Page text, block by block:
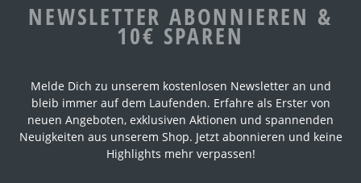
NEWSLETTER ABONNIEREN &
10€ SPAREN
Melde Dich zu unserem kostenlosen Newsletter an und
bleib immer auf dem Laufenden. Erfahre als Erster von
neuen Angeboten, exklusiven Aktionen und spannenden
Neuigkeiten aus unserem Shop. Jetzt abonnieren und keine
Highlights mehr verpassen!